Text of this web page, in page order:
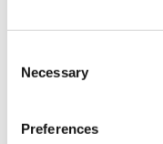
Selection
Necessary
Preferences
モンスターハンター